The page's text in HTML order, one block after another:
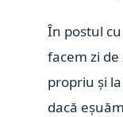
În postul
facem zi
propriu și
dacă